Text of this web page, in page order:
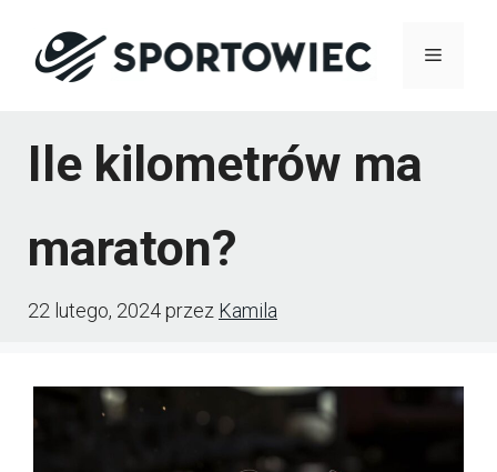
Menu
Ile kilometrów ma
maraton?
22 lutego, 2024przez Kamila